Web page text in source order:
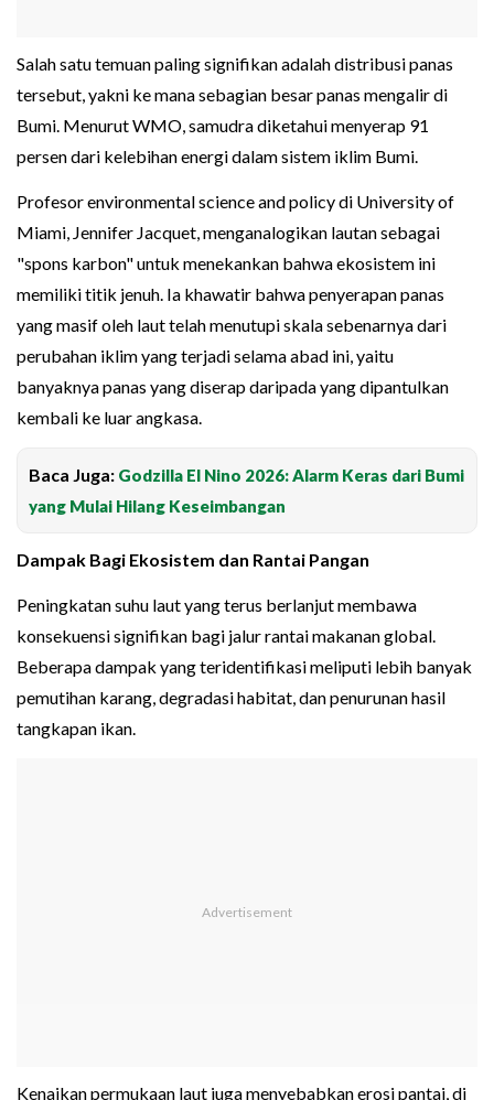
Salah satu temuan paling signifikan adalah distribusi panas
tersebut, yakni ke mana sebagian besar panas mengalir di
Bumi. Menurut WMO, samudra diketahui menyerap 91
persen dari kelebihan energi dalam sistem iklim Bumi.
Profesor environmental science and policy di University of
Miami, Jennifer Jacquet, menganalogikan lautan sebagai
"spons karbon" untuk menekankan bahwa ekosistem ini
memiliki titik jenuh. Ia khawatir bahwa penyerapan panas
yang masif oleh laut telah menutupi skala sebenarnya dari
perubahan iklim yang terjadi selama abad ini, yaitu
banyaknya panas yang diserap daripada yang dipantulkan
kembali ke luar angkasa.
Baca Juga: Godzilla El Nino 2026: Alarm Keras dari Bumi
yang Mulai Hilang Keseimbangan
Dampak Bagi Ekosistem dan Rantai Pangan
Peningkatan suhu laut yang terus berlanjut membawa
konsekuensi signifikan bagi jalur rantai makanan global.
Beberapa dampak yang teridentifikasi meliputi lebih banyak
pemutihan karang, degradasi habitat, dan penurunan hasil
tangkapan ikan.
Kenaikan permukaan laut juga menyebabkan erosi pantai, di